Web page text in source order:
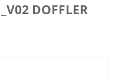
DOFFLER